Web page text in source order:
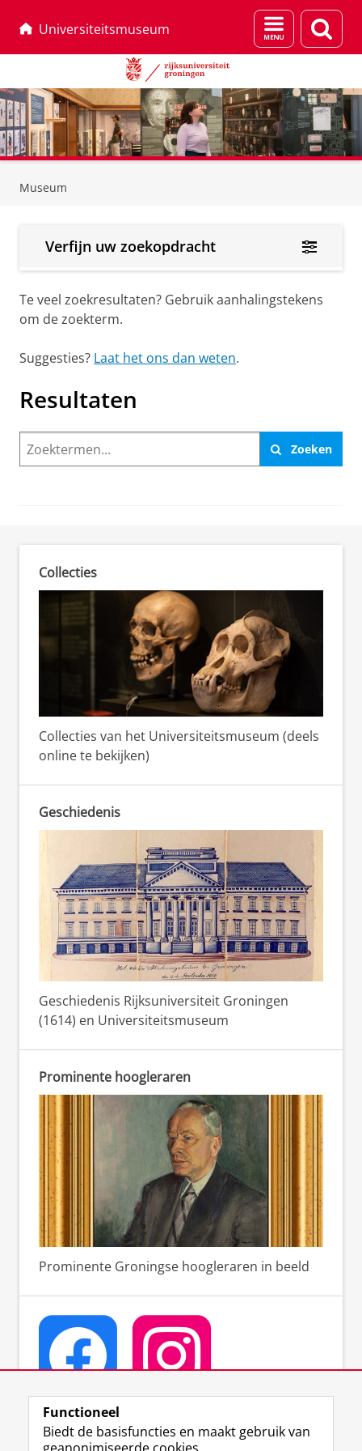
Universiteitsmuseum
Menu
en
Museum
Verfijn uw zoekopdracht
Te veel zoekresultaten? Gebruik aanhalingstekens
om de zoekterm.
Suggesties? Laat het ons dan weten.
Resultaten
Zoeken
Collecties
Collecties van het Universiteitsmuseum (deels
online te bekijken)
Geschiedenis
Geschiedenis Rijksuniversiteit Groningen
(1614) en Universiteitsmuseum
Prominente hoogleraren
Prominente Groningse hoogleraren in beeld
Functioneel
Biedt de basisfuncties en maakt gebruik van